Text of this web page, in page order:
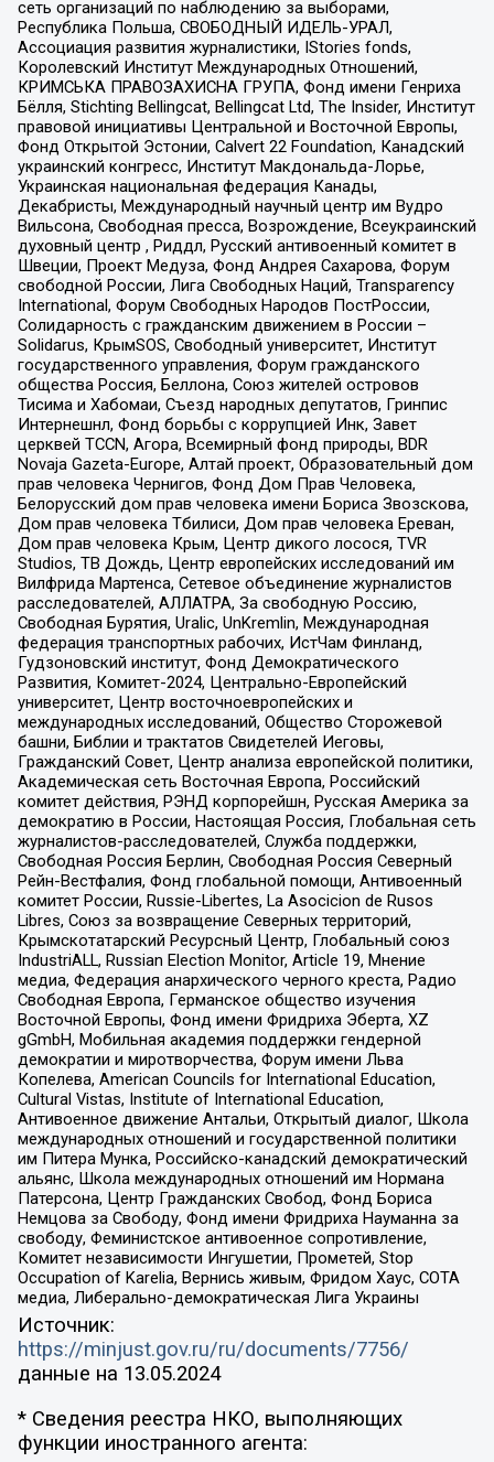
сеть организаций по наблюдению за выборами,
Республика Польша, СВОБОДНЫЙ ИДЕЛЬ-УРАЛ,
Ассоциация развития журналистики, IStories fonds,
Королевский Институт Международных Отношений,
КРИМСЬКА ПРАВОЗАХИСНА ГРУПА, Фонд имени Генриха
Бёлля, Stichting Bellingcat, Bellingcat Ltd, The Insider, Институт
правовой инициативы Центральной и Восточной Европы,
Фонд Открытой Эстонии, Calvert 22 Foundation, Канадский
украинский конгресс, Институт Макдональда-Лорье,
Украинская национальная федерация Канады,
Декабристы, Международный научный центр им Вудро
Вильсона, Свободная пресса, Возрождение, Всеукраинский
духовный центр , Риддл, Русский антивоенный комитет в
Швеции, Проект Медуза, Фонд Андрея Сахарова, Форум
свободной России, Лига Свободных Наций, Transparеncy
International, Форум Свободных Народов ПостРоссии,
Солидарность с гражданским движением в России –
Solidarus, КрымSOS, Свободный университет, Институт
государственного управления, Форум гражданского
общества Россия, Беллона, Союз жителей островов
Тисима и Хабомаи, Съезд народных депутатов, Гринпис
Интернешнл, Фонд борьбы с коррупцией Инк, Завет
церквей TCCN, Агора, Всемирный фонд природы, BDR
Novaja Gazeta-Europe, Алтай проект, Образовательный дом
прав человека Чернигов, Фонд Дом Прав Человека,
Белорусский дом прав человека имени Бориса Звозскова,
Дом прав человека Тбилиси, Дом прав человека Ереван,
Дом прав человека Крым, Центр дикого лосося, TVR
Studios, ТВ Дождь, Центр европейских исследований им
Вилфрида Мартенса, Сетевое объединение журналистов
расследователей, АЛЛАТРА, За свободную Россию,
Свободная Бурятия, Uralic, UnKremlin, Международная
федерация транспортных рабочих, ИстЧам Финланд,
Гудзоновский институт, Фонд Демократического
Развития, Комитет-2024, Центрально-Европейский
университет, Центр восточноевропейских и
международных исследований, Общество Сторожевой
башни, Библии и трактатов Свидетелей Иеговы,
Гражданский Совет, Центр анализа европейской политики,
Академическая сеть Восточная Европа, Российский
комитет действия, РЭНД корпорейшн, Русская Америка за
демократию в России, Настоящая Россия, Глобальная сеть
журналистов-расследователей, Служба поддержки,
Свободная Россия Берлин, Свободная Россия Северный
Рейн-Вестфалия, Фонд глобальной помощи, Антивоенный
комитет России, Russie-Libertes, La Asocicion de Rusos
Libres, Союз за возвращение Северных территорий,
Крымскотатарский Ресурсный Центр, Глобальный союз
IndustriALL, Russian Election Monitor, Article 19, Мнение
медиа, Федерация анархического черного креста, Радио
Свободная Европа, Германское общество изучения
Восточной Европы, Фонд имени Фридриха Эберта, XZ
gGmbH, Мобильная академия поддержки гендерной
демократии и миротворчества, Форум имени Льва
Копелева, American Councils for International Education,
Cultural Vistas, Institute of International Education,
Антивоенное движение Антальи, Открытый диалог, Школа
международных отношений и государственной политики
им Питера Мунка, Российско-канадский демократический
альянс, Школа международных отношений им Нормана
Патерсона, Центр Гражданских Свобод, Фонд Бориса
Немцова за Свободу, Фонд имени Фридриха Науманна за
свободу, Феминистское антивоенное сопротивление,
Комитет независимости Ингушетии, Прометей, Stop
Occupation of Karelia, Вернись живым, Фридом Хаус, СОТА
медиа, Либерально-демократическая Лига Украины
Источник:
https://minjust.gov.ru/ru/documents/7756/
данные на 13.05.2024
* Сведения реестра НКО, выполняющих
функции иностранного агента: